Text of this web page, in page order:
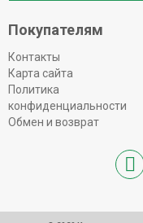
Покупателям
Контакты
Карта сайта
Политика
конфиденциальности
Обмен и возврат